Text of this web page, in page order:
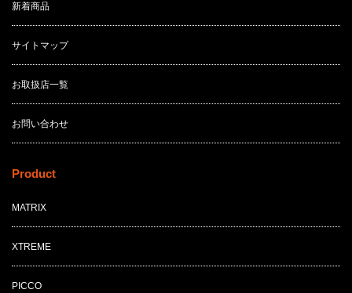
新着商品
サイトマップ
お取扱店一覧
お問い合わせ
Product
MATRIX
XTREME
PICCO